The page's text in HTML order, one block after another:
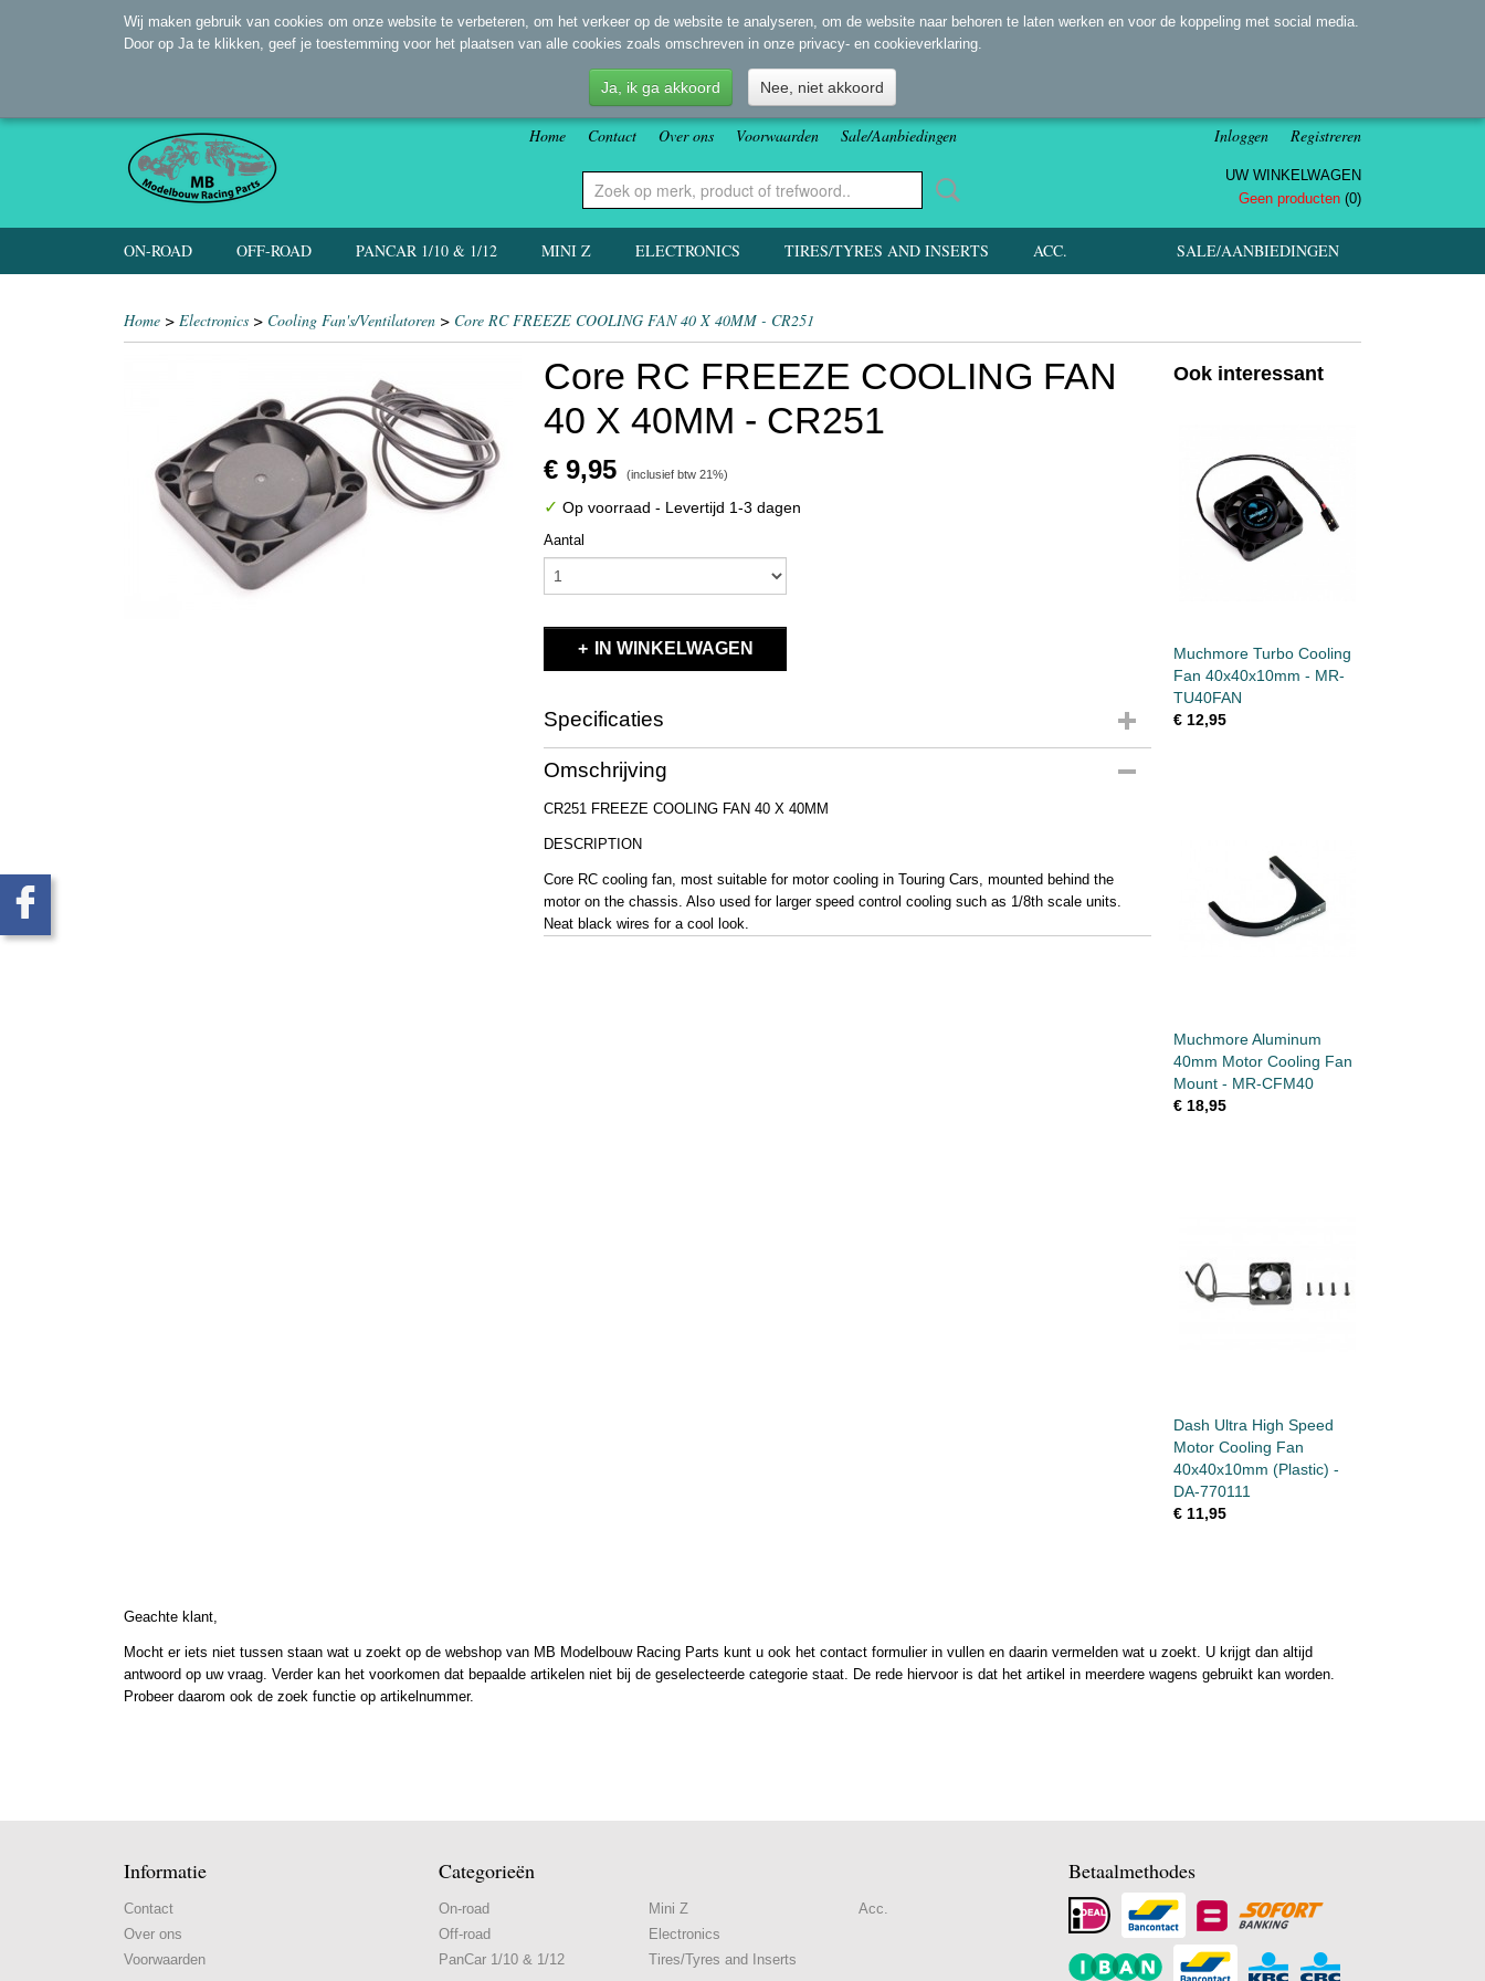
Home Contact Over ons Voorwaarden Sale/Aanbiedingen Inloggen Registreren
UW WINKELWAGEN
Geen producten (0)
SALE/AANBIEDINGEN
ON-ROAD OFF-ROAD PANCAR 1/10 & 1/12 MINI Z ELECTRONICS TIRES/TYRES AND INSERTS ACC.
Home > Electronics > Cooling Fan's/Ventilatoren > Core RC FREEZE COOLING FAN 40 X 40MM - CR251
Core RC FREEZE COOLING FAN
40 X 40MM - CR251
€ 9,95 (inclusief btw 21%)
✓ Op voorraad - Levertijd 1-3 dagen
Aantal
IN WINKELWAGEN
Specificaties
Productcode
EAN code
Productcode leverancier
Omschrijving
CR251 FREEZE COOLING FAN 40 X 40MM
DESCRIPTION
Core RC cooling fan, most suitable for motor cooling in Touring Cars, mounted behind the
motor on the chassis. Also used for larger speed control cooling such as 1/8th scale units.
Neat black wires for a cool look.
Ook interessant
Muchmore Turbo Cooling
Fan 40x40x10mm - MR-
TU40FAN
€ 12,95
Muchmore Aluminum
40mm Motor Cooling Fan
Mount - MR-CFM40
€ 18,95
Dash Ultra High Speed
Motor Cooling Fan
40x40x10mm (Plastic) -
DA-770111
€ 11,95
Geachte klant,
Mocht er iets niet tussen staan wat u zoekt op de webshop van MB Modelbouw Racing Parts kunt u ook het contact formulier in vullen en daarin vermelden wat u zoekt. U krijgt dan altijd
antwoord op uw vraag. Verder kan het voorkomen dat bepaalde artikelen niet bij de geselecteerde categorie staat. De rede hiervoor is dat het artikel in meerdere wagens gebruikt kan worden.
Probeer daarom ook de zoek functie op artikelnummer.
Informatie
Contact
Over ons
Voorwaarden
Categorieën
On-road
Off-road
PanCar 1/10 & 1/12
Mini Z
Electronics
Tires/Tyres and Inserts
Acc.
Betaalmethodes
Wij maken gebruik van cookies om onze website te verbeteren, om het verkeer op de website te analyseren, om de website naar behoren te laten werken en voor de koppeling met social media.
Door op Ja te klikken, geef je toestemming voor het plaatsen van alle cookies zoals omschreven in onze privacy- en cookieverklaring.
Ja, ik ga akkoord Nee, niet akkoord